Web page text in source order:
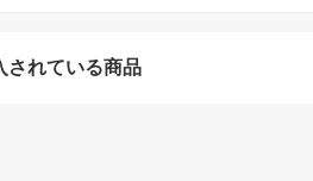
されている商品